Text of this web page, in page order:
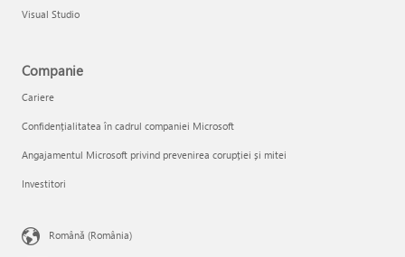
Visual Studio
Companie
Cariere
Confidențialitatea în cadrul companiei Microsoft
Angajamentul Microsoft privind prevenirea corupției și mitei
Investitori
Română (România)